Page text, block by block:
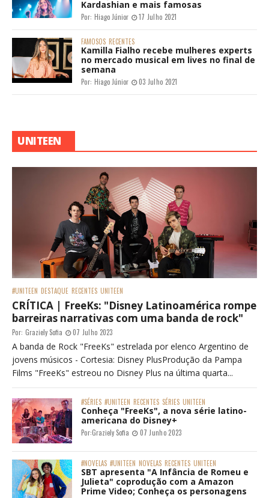
Kardashian e mais famosas
Por: Hiago Júnior 17 Julho 2021
FAMOSOS RECENTES
Kamilla Fialho recebe mulheres experts
no mercado musical em lives no final de
semana
Por: Hiago Júnior 03 Julho 2021
UNITEEN
#UNITEEN DESTAQUE RECENTES UNITEEN
CRÍTICA | FreeKs: "Disney Latinoamérica rompe
barreiras narrativas com uma banda de rock"
Por: Graziely Sofia 07 Julho 2023
A banda de Rock "FreeKs" estrelada por elenco Argentino de
jovens músicos - Cortesia: Disney PlusProdução da Pampa
Films "FreeKs" estreou no Disney Plus na última quarta...
#SÉRIES #UNITEEN RECENTES SÉRIES UNITEEN
Conheça "FreeKs", a nova série latino-
americana do Disney+
Por:Graziely Sofia 07 Junho 2023
#NOVELAS #UNITEEN NOVELAS RECENTES UNITEEN
SBT apresenta "A Infância de Romeu e
Julieta" coprodução com a Amazon
Prime Video; Conheça os personagens